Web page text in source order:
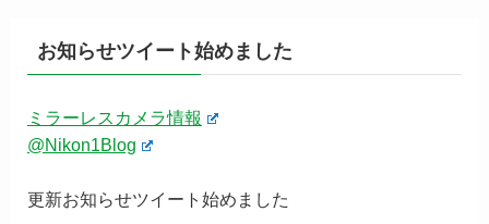
お知らせツイート始めました
ミラーレスカメラ情報
@Nikon1Blog
更新お知らせツイート始めました